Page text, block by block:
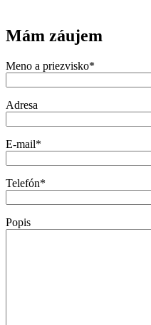
Mám záujem
Meno a priezvisko*
Adresa
E-mail*
Telefón*
Popis